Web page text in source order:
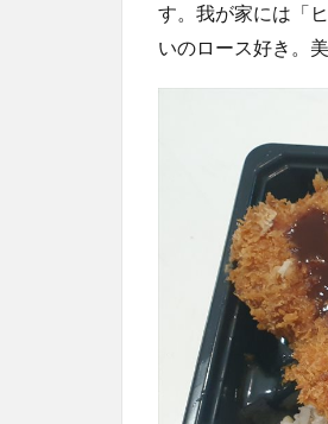
す。我が家には「
いのロース好き。